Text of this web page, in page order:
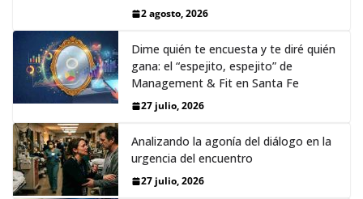
2 agosto, 2026
Dime quién te encuesta y te diré quién
gana: el “espejito, espejito” de
Management & Fit en Santa Fe
27 julio, 2026
Analizando la agonía del diálogo en la
urgencia del encuentro
27 julio, 2026